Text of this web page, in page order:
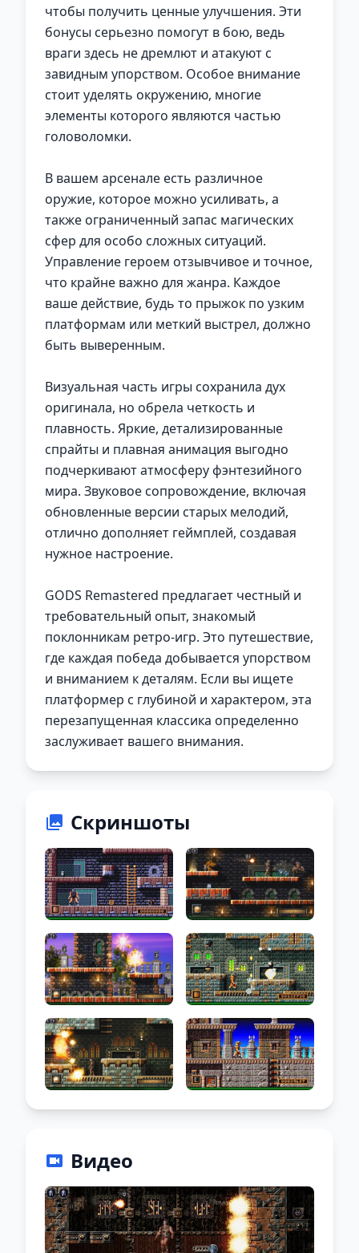
чтобы получить ценные улучшения. Эти
бонусы серьезно помогут в бою, ведь
враги здесь не дремлют и атакуют с
завидным упорством. Особое внимание
стоит уделять окружению, многие
элементы которого являются частью
головоломки.
В вашем арсенале есть различное
оружие, которое можно усиливать, а
также ограниченный запас магических
сфер для особо сложных ситуаций.
Управление героем отзывчивое и точное,
что крайне важно для жанра. Каждое
ваше действие, будь то прыжок по узким
платформам или меткий выстрел, должно
быть выверенным.
Визуальная часть игры сохранила дух
оригинала, но обрела четкость и
плавность. Яркие, детализированные
спрайты и плавная анимация выгодно
подчеркивают атмосферу фэнтезийного
мира. Звуковое сопровождение, включая
обновленные версии старых мелодий,
отлично дополняет геймплей, создавая
нужное настроение.
GODS Remastered предлагает честный и
требовательный опыт, знакомый
поклонникам ретро-игр. Это путешествие,
где каждая победа добывается упорством
и вниманием к деталям. Если вы ищете
платформер с глубиной и характером, эта
перезапущенная классика определенно
заслуживает вашего внимания.
Скриншоты
Видео